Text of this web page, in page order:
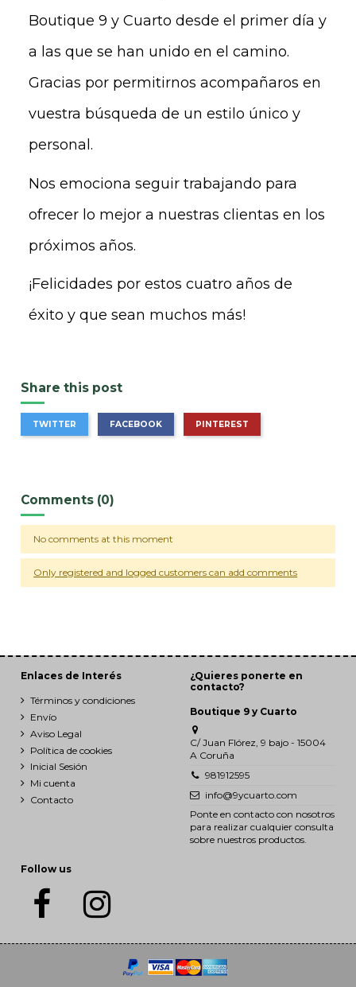
Boutique 9 y Cuarto desde el primer día y
a las que se han unido en el camino.
Gracias por permitirnos acompañaros en
vuestra búsqueda de un estilo único y
personal.
Nos emociona seguir trabajando para
ofrecer lo mejor a nuestras clientas en los
próximos años.
¡Felicidades por estos cuatro años de
éxito y que sean muchos más!
Share this post
TWITTER FACEBOOK PINTEREST
Comments (0)
No comments at this moment
Only registered and logged customers can add comments
Enlaces de Interés
Términos y condiciones
Envío
Aviso Legal
Política de cookies
Inicial Sesión
Mi cuenta
Contacto
¿Quieres ponerte en
contacto?
Boutique 9 y Cuarto
C/ Juan Flórez, 9 bajo - 15004
A Coruña
981912595
info@9ycuarto.com
Ponte en contacto con nosotros
para realizar cualquier consulta
sobre nuestros productos.
Follow us